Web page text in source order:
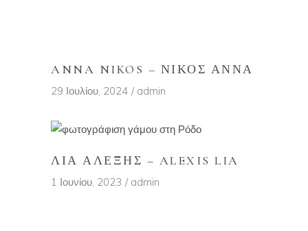
ANNA NIKOS – ΝΊΚΟΣ ΆΝΝΑ
29 Ιουλίου, 2024 admin
ΛΙΑ ΑΛΈΞΗΣ – ALEXIS LIA
1 Ιουνίου, 2023 admin